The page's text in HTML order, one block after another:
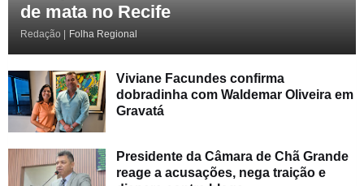
de mata no Recife
Redação | Folha Regional
Viviane Facundes confirma
dobradinha com Waldemar Oliveira em
Gravatá
Presidente da Câmara de Chã Grande
reage a acusações, nega traição e